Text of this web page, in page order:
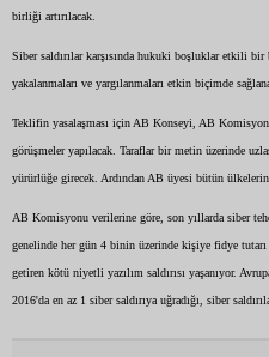
birliği artırılacak.
Siber saldırılar karşısında hukuki boşluklar etkili
yakalanmaları ve yargılanmaları etkin biçimde
Teklifin yasalaşması için AB Konseyi, AB
görüşmeler yapılacak. Taraflar bir metin üzerinde
yürürlüğe girecek. Ardından AB üyesi bütün
AB Komisyonu verilerine göre, son yıllarda siber
genelinde her gün 4 binin üzerinde kişiye fidye tutarı
getiren kötü niyetli yazılım saldırısı yaşanıyor.
2016'da en az 1 siber saldırıya uğradığı, siber